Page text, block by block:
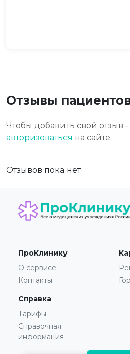
Отзывы
Чтобы добавить свой отзыв
авторизоваться на сайте.
Отзывов пока нет
ПроКлинику
О сервисе
Контакты
Справка
Тарифы
Справочная
информация